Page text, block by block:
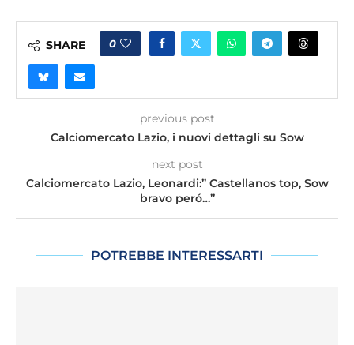
SHARE 0
previous post
Calciomercato Lazio, i nuovi dettagli su Sow
next post
Calciomercato Lazio, Leonardi:” Castellanos top, Sow
bravo peró…”
POTREBBE INTERESSARTI